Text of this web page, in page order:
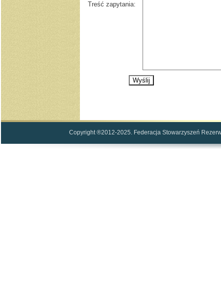
Treść zapytania:
Copyright ®2012-2025. Federacja Stowarzyszeń